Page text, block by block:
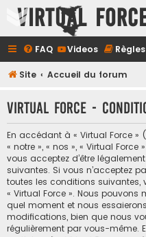
Virtual
FAQ Videos Règles
Site Accueil du forum
Virtual Force -
En accédant à « Virtual Force
« notre », « nos », « Virtual
vous acceptez d’être
suivantes. Si vous n’acceptez
toutes les conditions suivantes,
« Virtual Force ». Nous
quel moment et nous
modifications, bien que nous
régulièrement par vous-même.